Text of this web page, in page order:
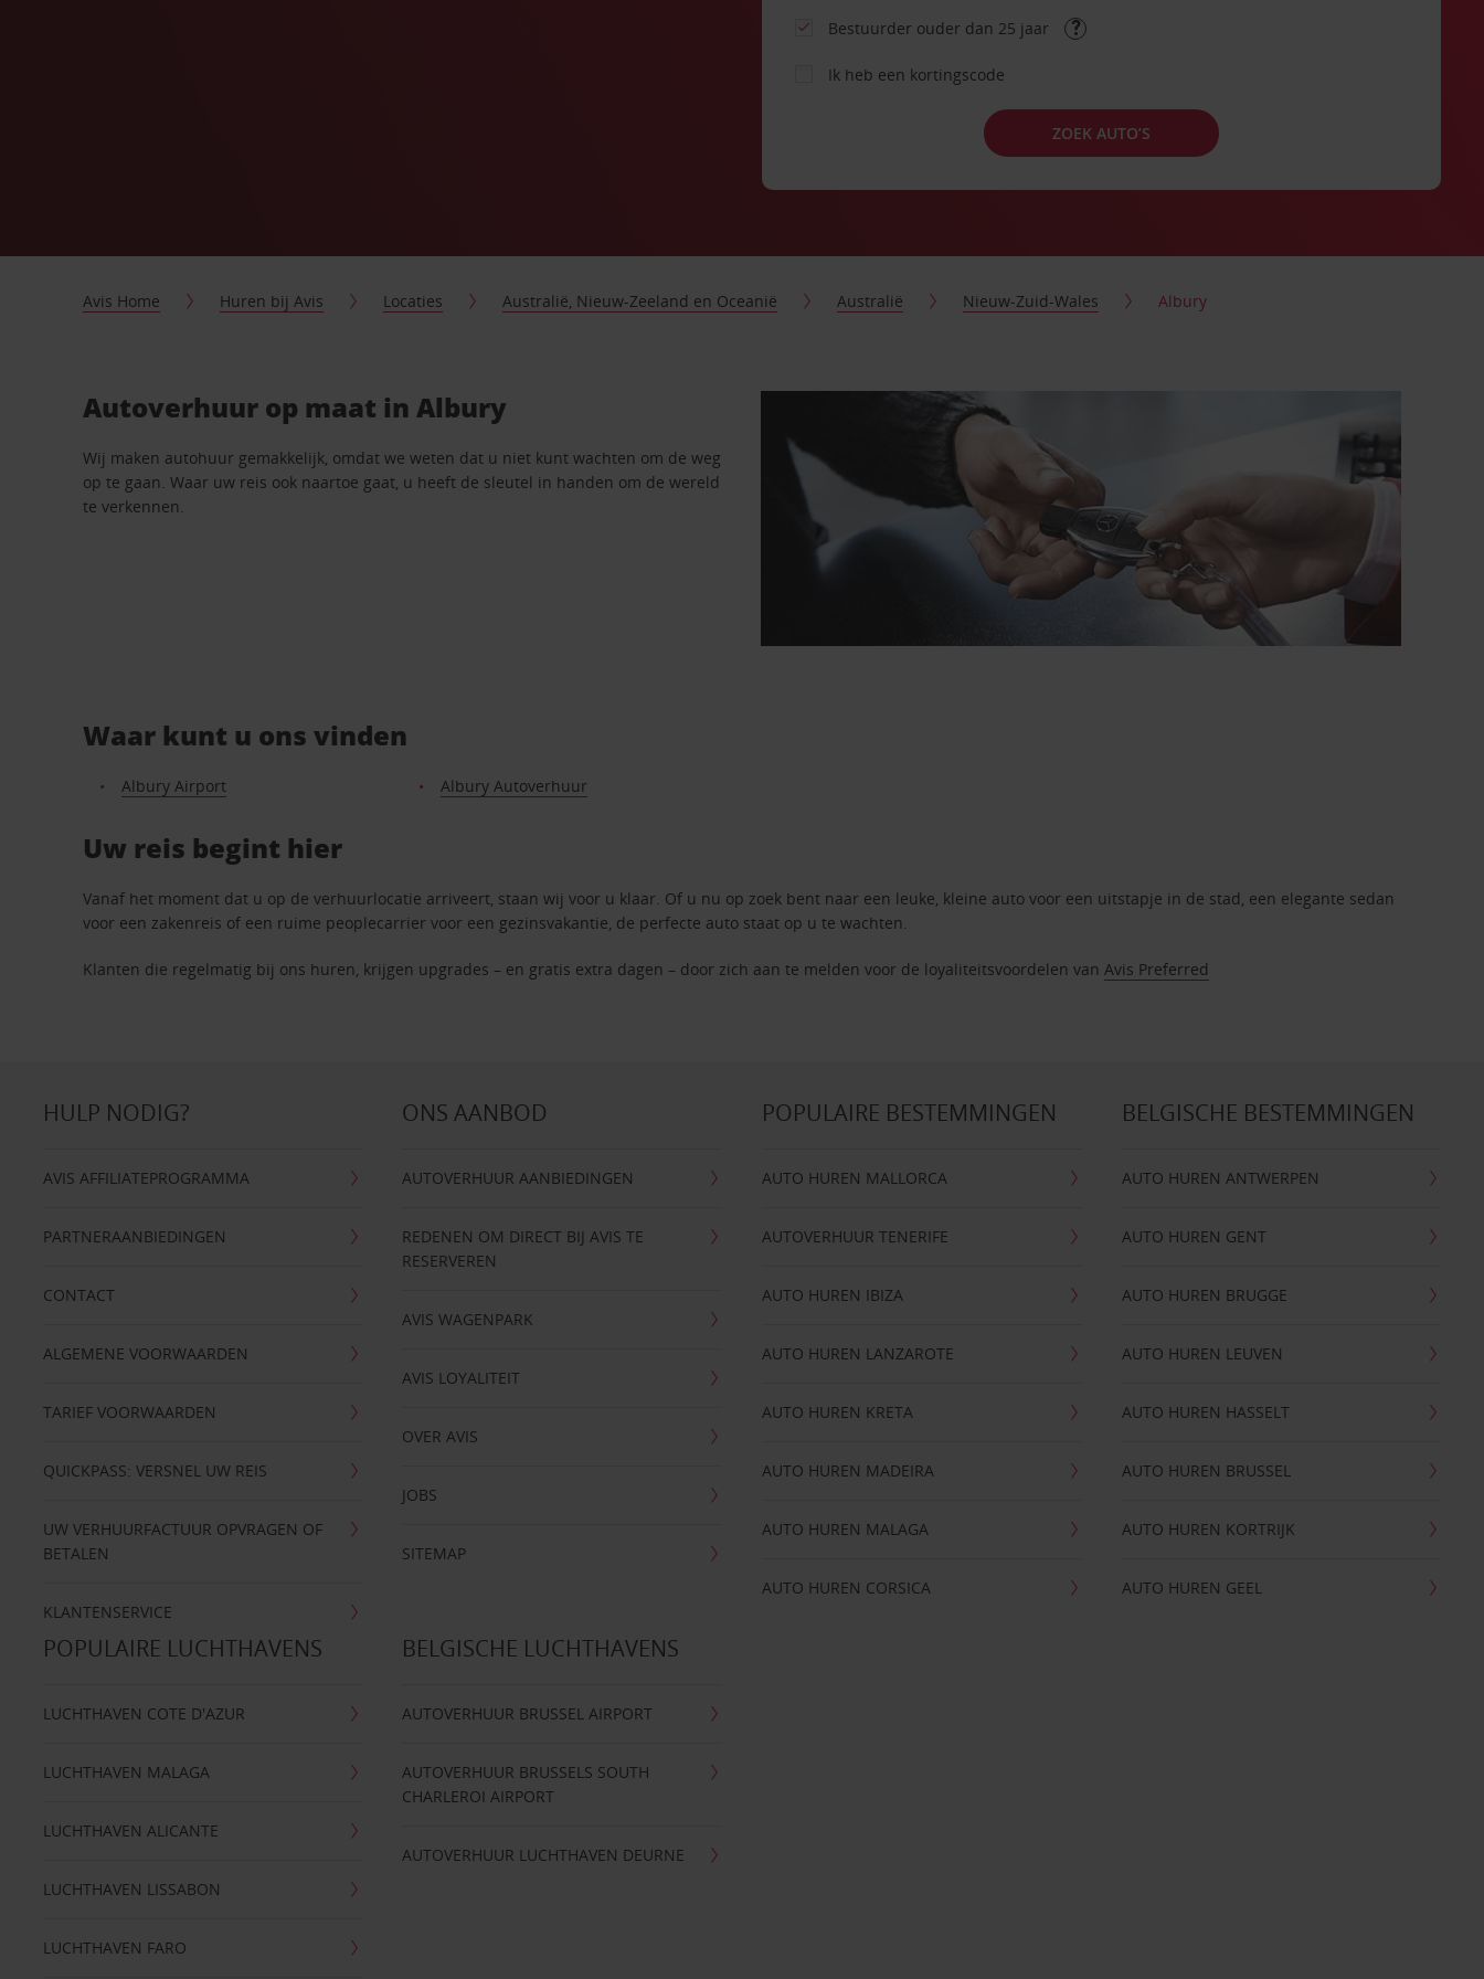
Bestuurder ouder dan 25 jaar
Ik heb een kortingscode
ZOEK AUTO’S
Avis Home Huren bij Avis Locaties Australië, Nieuw-Zeeland en Oceanië Australië Nieuw-Zuid-Wales Albury
Autoverhuur op maat in Albury
Wij maken autohuur gemakkelijk, omdat we weten dat u niet kunt wachten om de weg
op te gaan. Waar uw reis ook naartoe gaat, u heeft de sleutel in handen om de wereld
te verkennen.
Waar kunt u ons vinden
Albury Airport Albury Autoverhuur
Uw reis begint hier
Vanaf het moment dat u op de verhuurlocatie arriveert, staan wij voor u klaar. Of u nu op zoek bent naar een leuke, kleine auto voor een uitstapje in de stad, een elegante sedan
voor een zakenreis of een ruime peoplecarrier voor een gezinsvakantie, de perfecte auto staat op u te wachten.
Klanten die regelmatig bij ons huren, krijgen upgrades – en gratis extra dagen – door zich aan te melden voor de loyaliteitsvoordelen vanAvis Preferred
HULP NODIG?
AVIS AFFILIATEPROGRAMMA
PARTNERAANBIEDINGEN
CONTACT
ALGEMENE VOORWAARDEN
TARIEF VOORWAARDEN
QUICKPASS: VERSNEL UW REIS
UW VERHUURFACTUUR OPVRAGEN OF
BETALEN
KLANTENSERVICE
ONS AANBOD
AUTOVERHUUR AANBIEDINGEN
REDENEN OM DIRECT BIJ AVIS TE
RESERVEREN
AVIS WAGENPARK
AVIS LOYALITEIT
OVER AVIS
JOBS
SITEMAP
POPULAIRE BESTEMMINGEN
AUTO HUREN MALLORCA
AUTOVERHUUR TENERIFE
AUTO HUREN IBIZA
AUTO HUREN LANZAROTE
AUTO HUREN KRETA
AUTO HUREN MADEIRA
AUTO HUREN MALAGA
AUTO HUREN CORSICA
BELGISCHE BESTEMMINGEN
AUTO HUREN ANTWERPEN
AUTO HUREN GENT
AUTO HUREN BRUGGE
AUTO HUREN LEUVEN
AUTO HUREN HASSELT
AUTO HUREN BRUSSEL
AUTO HUREN KORTRIJK
AUTO HUREN GEEL
POPULAIRE LUCHTHAVENS
LUCHTHAVEN COTE D'AZUR
LUCHTHAVEN MALAGA
LUCHTHAVEN ALICANTE
LUCHTHAVEN LISSABON
LUCHTHAVEN FARO
BELGISCHE LUCHTHAVENS
AUTOVERHUUR BRUSSEL AIRPORT
AUTOVERHUUR BRUSSELS SOUTH
CHARLEROI AIRPORT
AUTOVERHUUR LUCHTHAVEN DEURNE